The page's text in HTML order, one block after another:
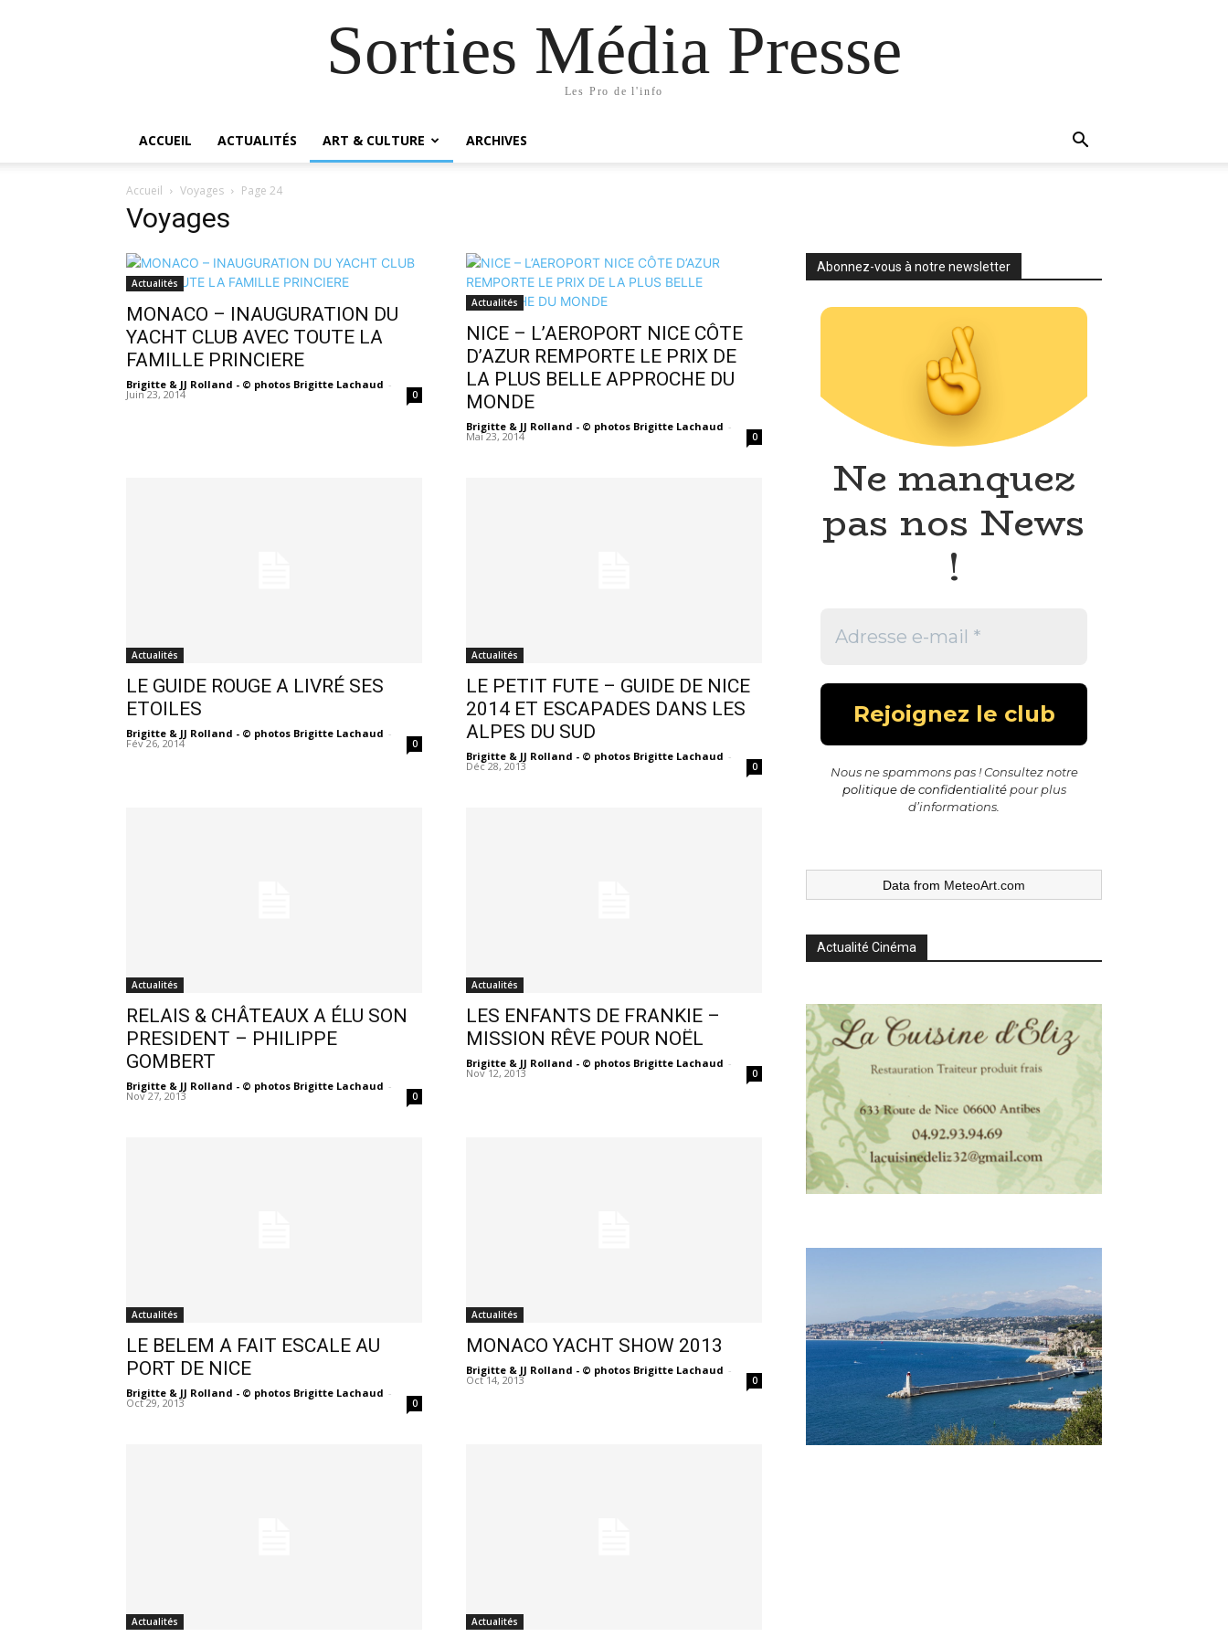
Sorties Média Presse
Les Pro de l'info
ACCUEIL ACTUALITÉS ART & CULTURE ARCHIVES
Accueil Voyages Page 24
Voyages
Actualités
MONACO – INAUGURATION DU
YACHT CLUB AVEC TOUTE LA
FAMILLE PRINCIERE
Brigitte & JJ Rolland - © photos Brigitte Lachaud -
Juin 23, 2014 0
Actualités
NICE – L’AEROPORT NICE CÔTE
D’AZUR REMPORTE LE PRIX DE
LA PLUS BELLE APPROCHE DU
MONDE
Brigitte & JJ Rolland - © photos Brigitte Lachaud -
Mai 23, 2014 0
Actualités
LE GUIDE ROUGE A LIVRÉ SES
ETOILES
Brigitte & JJ Rolland - © photos Brigitte Lachaud -
Fév 26, 2014 0
Actualités
LE PETIT FUTE – GUIDE DE NICE
2014 ET ESCAPADES DANS LES
ALPES DU SUD
Brigitte & JJ Rolland - © photos Brigitte Lachaud -
Déc 28, 2013 0
Actualités
RELAIS & CHÂTEAUX A ÉLU SON
PRESIDENT – PHILIPPE
GOMBERT
Brigitte & JJ Rolland - © photos Brigitte Lachaud -
Nov 27, 2013 0
Actualités
LES ENFANTS DE FRANKIE –
MISSION RÊVE POUR NOËL
Brigitte & JJ Rolland - © photos Brigitte Lachaud -
Nov 12, 2013 0
Actualités
LE BELEM A FAIT ESCALE AU
PORT DE NICE
Brigitte & JJ Rolland - © photos Brigitte Lachaud -
Oct 29, 2013 0
Actualités
MONACO YACHT SHOW 2013
Brigitte & JJ Rolland - © photos Brigitte Lachaud -
Oct 14, 2013 0
Actualités Actualités
Abonnez-vous à notre newsletter
Ne manquez
pas nos News
!
Nous ne spammons pas ! Consultez notre
politique de confidentialitépour plus
d’informations.
Data from MeteoArt.com
Actualité Cinéma